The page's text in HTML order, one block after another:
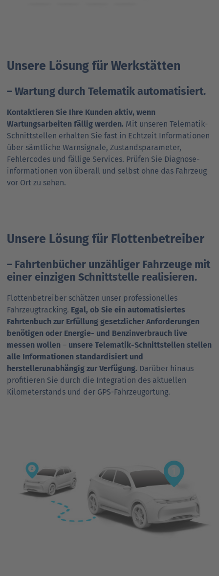
Unsere Lösung für Werkstätten
– Wartung durch Telematik automatisiert.
Kontaktieren Sie Ihre Kunden aktiv, wenn
Wartungsarbeiten fällig werden. Mit unseren Telematik-
Schnittstellen erhalten Sie fast in Echtzeit Informationen
über sämtliche Warnsignale, Zustands­parameter,
Fehlercodes und fällige Services. Prüfen Sie Diagnose­
informationen von überall und selbst ohne das Fahrzeug
vor Ort zu sehen.
Unsere Lösung für Flottenbetreiber
– Fahrtenbücher unzähliger Fahrzeuge mit
einer einzigen Schnittstelle realisieren.
Flottenbetreiber schätzen unser professionelles
Fahrzeugtracking. Egal, ob Sie ein automatisiertes
Fahrtenbuch zur Erfüllung gesetzlicher Anforderungen
benötigen oder Energie- und Benzinverbrauch live
messen wollen – unsere Telematik-Schnittstellen stellen
alle Informationen standardisiert und
herstellerunabhängig zur Verfügung. Darüber hinaus
profitieren Sie durch die Integration des aktuellen
Kilometerstands und der GPS-Fahrzeug­ortung.